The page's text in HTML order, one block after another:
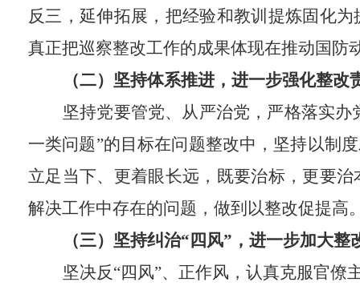
反三，延伸拓展，把经验和教训提炼固化
真正把巡察整改工作的成果体现在推动国防
（二）坚持体系推进，进一步强化整改
坚持党要管党、从严治党，严格落实
一类问题”的目标在问题整改中，坚持以制
立足当下、更着眼长远，既要治标，更要
解决工作中存在的问题，做到以整改促提高
（三）坚持纠治“四风”， 进一步加大整
坚决反“四风”、正作风，认真克服官僚